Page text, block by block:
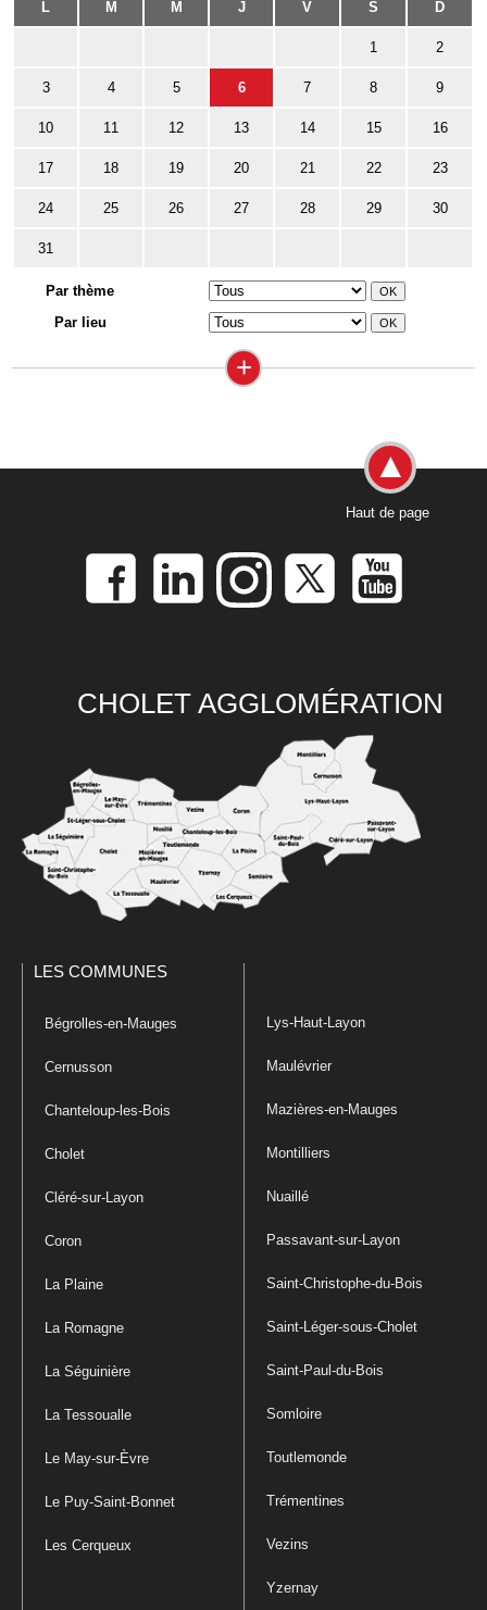
L M M J V S D
1 2
3 4 5 6 7 8 9
10 11 12 13 14 15 16
17 18 19 20 21 22 23
24 25 26 27 28 29 30
31
Par thème
Par lieu
+
Haut de page
CHOLET AGGLOMÉRATION
LES COMMUNES
Bégrolles-en-Mauges
Cernusson
Chanteloup-les-Bois
Cholet
Cléré-sur-Layon
Coron
La Plaine
La Romagne
La Séguinière
La Tessoualle
Le May-sur-Èvre
Le Puy-Saint-Bonnet
Les Cerqueux
Lys-Haut-Layon
Maulévrier
Mazières-en-Mauges
Montilliers
Nuaillé
Passavant-sur-Layon
Saint-Christophe-du-Bois
Saint-Léger-sous-Cholet
Saint-Paul-du-Bois
Somloire
Toutlemonde
Trémentines
Vezins
Yzernay